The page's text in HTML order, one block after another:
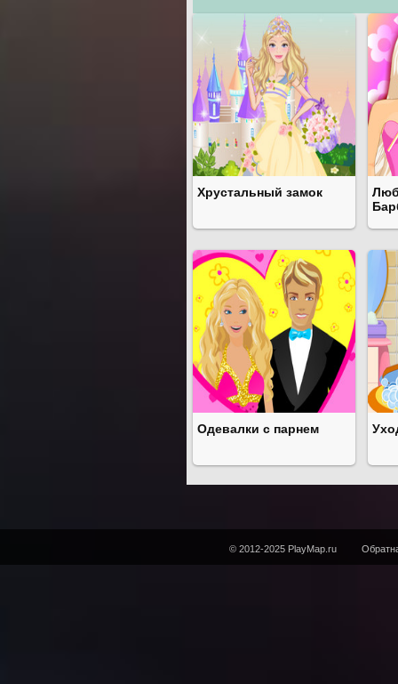
Хрустальный замок
Одевалки с парнем
© 2012-2025 PlayMap.ru